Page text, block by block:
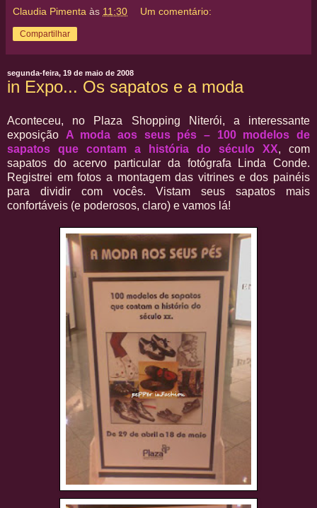
Claudia Pimenta às 11:30 Um comentário:
Compartilhar
segunda-feira, 19 de maio de 2008
in Expo... Os sapatos e a moda
Aconteceu, no Plaza Shopping Niterói, a interessante
exposição A moda aos seus pés – 100 modelos de
sapatos que contam a história do século XX, com
sapatos do acervo particular da fotógrafa Linda Conde.
Registrei em fotos a montagem das vitrines e dos painéis
para dividir com vocês. Vistam seus sapatos mais
confortáveis (e poderosos, claro) e vamos lá!